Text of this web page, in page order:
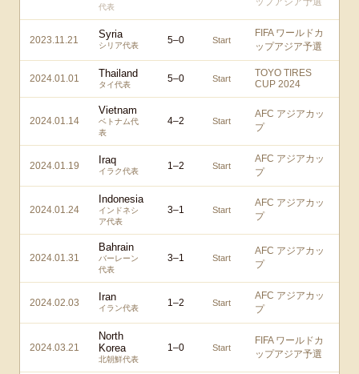
代表
2023.11.21 Syria
シリア代表 5–0 Start
FIFA ワールドカ
ップアジア予選
2024.01.01 Thailand
タイ代表
5–0 Start
TOYO TIRES
CUP 2024
2024.01.14
Vietnam
ベトナム代
表
4–2 Start
AFC アジアカッ
プ
2024.01.19 Iraq
イラク代表 1–2 Start
AFC アジアカッ
プ
2024.01.24
Indonesia
インドネシ
ア代表
3–1 Start
AFC アジアカッ
プ
2024.01.31
Bahrain
バーレーン
代表
3–1 Start
AFC アジアカッ
プ
2024.02.03 Iran
イラン代表 1–2 Start
AFC アジアカッ
プ
2024.03.21
North
Korea
北朝鮮代表
1–0 Start
FIFA ワールドカ
ップアジア予選